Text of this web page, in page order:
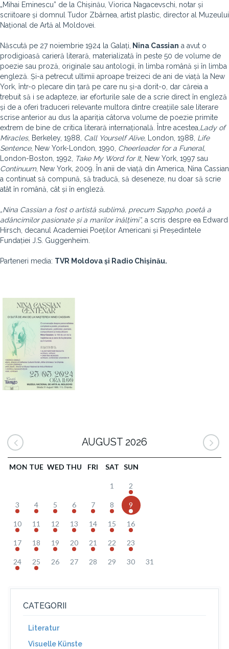
„Mihai Eminescu” de la Chișinău, Viorica Nagacevschi, notar și
scriitoare și domnul Tudor Zbârnea, artist plastic, director al Muzeului
Național de Artă al Moldovei.
Născută pe 27 noiembrie 1924 la Galați, Nina Cassian a avut o
prodigioasă carieră literară, materializată în peste 50 de volume de
poezie sau proză, originale sau antologii, în limba română și în limba
engleză. Și-a petrecut ultimii aproape treizeci de ani de viață la New
York, într-o plecare din țară pe care nu și-a dorit-o, dar căreia a
trebuit să i se adapteze, iar eforturile sale de a scrie direct în engleză
și de a oferi traduceri relevante multora dintre creațiile sale literare
scrise anterior au dus la apariția câtorva volume de poezie primite
extrem de bine de critica literară internațională. Între acestea,Lady of
Miracles, Berkeley, 1988, Call Yourself Alive, London, 1988, Life
Sentence, New York-London, 1990, Cheerleader for a Funeral,
London-Boston, 1992, Take My Word for It, New York, 1997 sau
Continuum, New York, 2009. În anii de viață din America, Nina Cassian
a continuat să compună, să traducă, să deseneze, nu doar să scrie
atât în română, cât și în engleză.
„Nina Cassian a fost o artistă sublimă, precum Sappho, poetă a
adâncimilor pasionate și a marilor înălțimi”, a scris despre ea Edward
Hirsch, decanul Academiei Poeților Americani și Președintele
Fundației J.S. Guggenheim.
Parteneri media: TVR Moldova și Radio Chișinău.
AUGUST 2026
MON TUE WED THU FRI SAT SUN
1 2
3 4 5 6 7 8 9
10 11 12 13 14 15 16
17 18 19 20 21 22 23
24 25 26 27 28 29 30 31
CATEGORII
Literatur
Visuelle Künste